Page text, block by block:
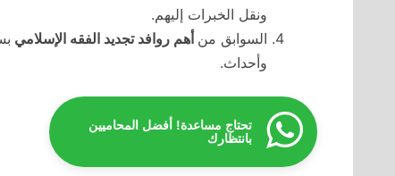
ونقل الخبرات إليهم.
السوابق من أهم روافد تجديد الفقه الإسلامي
وأحداث.
تحتاج مساعدة! أفضل المحاميين
بانتظارك